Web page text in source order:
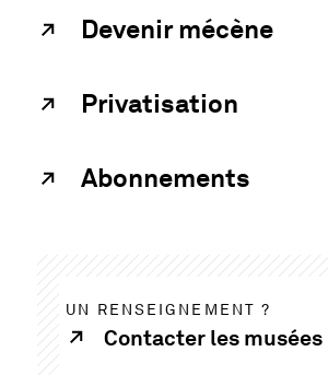
Devenir mécène
Privatisation
Abonnements
UN RENSEIGNEMENT ?
Contacter les musées